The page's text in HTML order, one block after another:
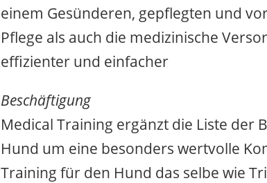
einem Gesünderen, gepflegten und
Pflege als auch die medizinische
effizienter und einfacher
Beschäftigung
Medical Training ergänzt die Liste der
Hund um eine besonders wertvolle
Training für den Hund das selbe wie